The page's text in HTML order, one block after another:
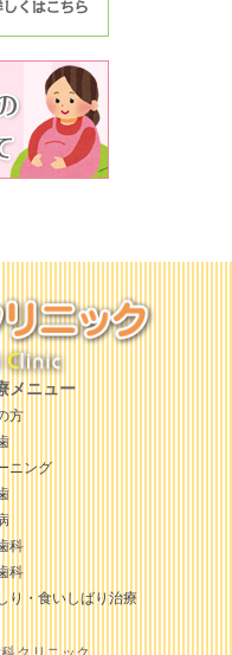
メニュー
方
ニング
科
科
り・食いしばり治療